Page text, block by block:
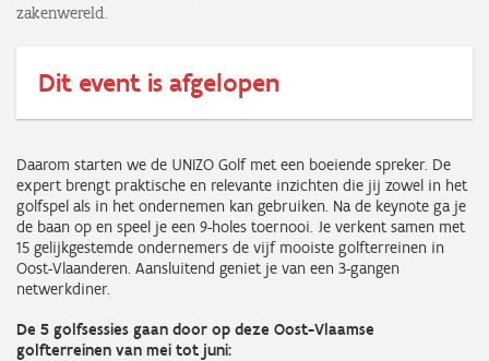
zakenwereld.
Dit event is afgelopen
Daarom starten we de UNIZO Golf met een boeiende spreker. De
expert brengt praktische en relevante inzichten die jij zowel in het
golfspel als in het ondernemen kan gebruiken. Na de keynote ga je
de baan op en speel je een 9-holes toernooi. Je verkent samen met
15 gelijkgestemde ondernemers de vijf mooiste golfterreinen in
Oost-Vlaanderen. Aansluitend geniet je van een 3-gangen
netwerkdiner.
De 5 golfsessies gaan door op deze Oost-Vlaamse
golfterreinen van mei tot juni: